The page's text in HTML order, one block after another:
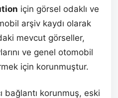
için görsel odaklı ve
arşiv kaydı olarak
mevcut görseller,
ve genel otomobil
için korunmuştur.
bağlantı korunmuş, eski